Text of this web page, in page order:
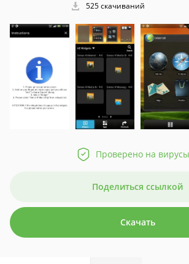
525 скачиваний
Проверено на вирусы
Поделиться ссылкой
Скачать